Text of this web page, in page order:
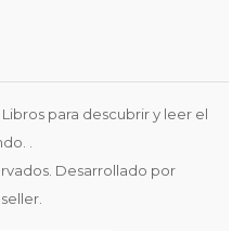
para descubrir y leer el
.
Desarrollado por